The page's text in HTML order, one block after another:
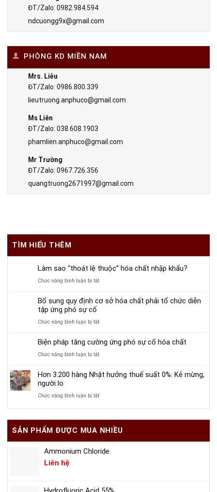
ĐT/Zalo: 0982.984.594
ndcuongg9x@gmail.com
PHÒNG KD MIỀN NAM
Mrs. Liễu
ĐT/Zalo: 0986.800.339
lieutruong.anphuco@gmail.com
Ms Liên
ĐT/Zalo: 038.608.1903
phamlien.anphuco@gmail.com
Mr Trường
ĐT/Zalo: 0967.726.356
quangtruong2671997@gmail.com
TÌM HIỂU THÊM
Làm sao “thoát lệ thuộc” hóa chất nhập khẩu?
Chức năng bình luận bị tắtở
sao
lệ
hóa
chất
khẩu?
Bổ sung quy định cơ sở hóa chất phải tổ chức diễn
tập ứng phó sự cố
Chức năng bình luận bị tắtở
sung
quy
cơ
hóa
tổ
diễn
Biện pháp tăng cường ứng phó sự cố hóa chất
Chức năng bình luận bị tắtở
pháp
cường
ứng
sự
hóa
Hơn 3.200 hàng Nhật hưởng thuế suất 0%: Kẻ mừng,
người lo
Chức năng bình luận bị tắtở
hàng
hưởng
SẢN PHẨM ĐƯỢC MUA NHIỀU
Ammonium Chloride
Liên hệ